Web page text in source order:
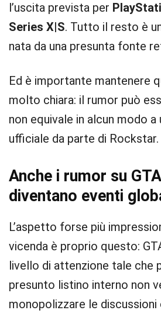
l’uscita prevista per
Series X|S. Tutto il resto è
nata da una presunta fonte
Ed è importante mantenere
molto chiara: il rumor può
non equivale in alcun modo
ufficiale da parte di Rockstar.
Anche i rumor su
diventano eventi
L’aspetto forse più
vicenda è proprio questo:
livello di attenzione tale che
presunto listino interno non
monopolizzare le discussioni